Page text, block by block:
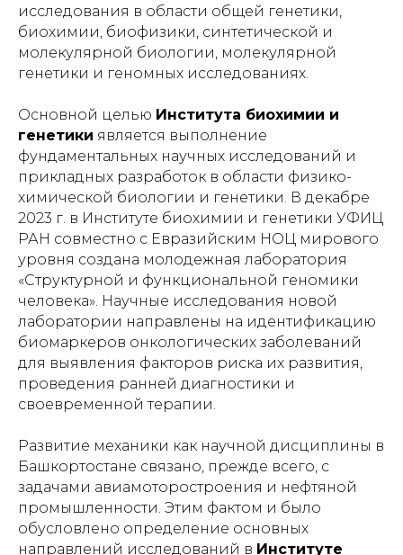
исследования в области общей генетики,
биохимии, биофизики, синтетической и
молекулярной биологии, молекулярной
генетики и геномных исследованиях.
Основной целью Института биохимии и
генетики является выполнение
фундаментальных научных исследований и
прикладных разработок в области физико-
химической биологии и генетики. В декабре
2023 г. в Институте биохимии и генетики УФИЦ
РАН совместно с Евразийским НОЦ мирового
уровня создана молодежная лаборатория
«Структурной и функциональной геномики
человека». Научные исследования новой
лаборатории направлены на идентификацию
биомаркеров онкологических заболеваний
для выявления факторов риска их развития,
проведения ранней диагностики и
своевременной терапии.
Развитие механики как научной дисциплины в
Башкортостане связано, прежде всего, с
задачами авиамоторостроения и нефтяной
промышленности. Этим фактом и было
обусловлено определение основных
направлений исследований в Институте